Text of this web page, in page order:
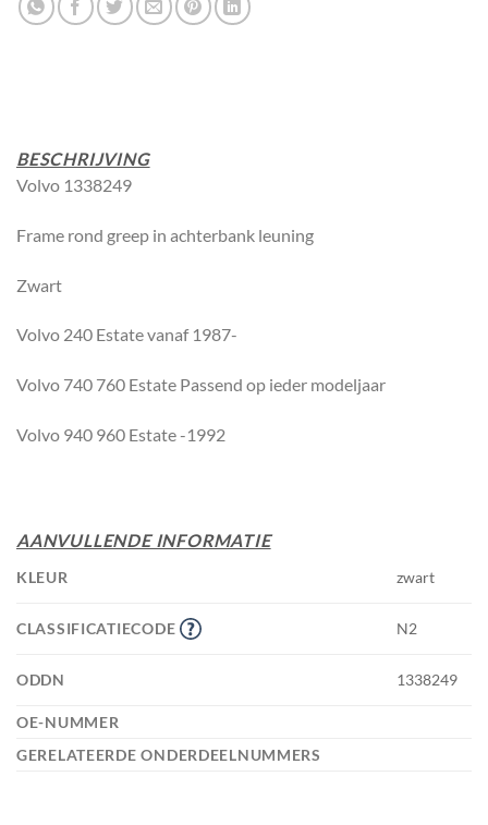
BESCHRIJVING
Volvo 1338249
Frame rond greep in achterbank leuning
Zwart
Volvo 240 Estate vanaf 1987-
Volvo 740 760 Estate Passend op ieder modeljaar
Volvo 940 960 Estate -1992
AANVULLENDE INFORMATIE
KLEUR zwart
CLASSIFICATIECODE N2
ODDN 1338249
OE-NUMMER
GERELATEERDE ONDERDEELNUMMERS